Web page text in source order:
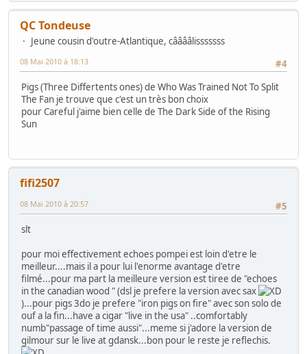
QC Tondeuse
Jeune cousin d'outre-Atlantique, cââââlisssssss
#4
08 Mai 2010 à 18:13
Pigs (Three Differtents ones) de Who Was Trained Not To Split
The Fan je trouve que c'est un très bon choix
pour Careful j'aime bien celle de The Dark Side of the Rising
Sun
fifi2507
#5
08 Mai 2010 à 20:57
slt
pour moi effectivement echoes pompei est loin d'etre le
meilleur....mais il a pour lui l'enorme avantage d'etre
filmé...pour ma part la meilleure version est tiree de "echoes
in the canadian wood " (dsl je prefere la version avec sax
)...pour pigs 3do je prefere "iron pigs on fire" avec son solo de
ouf a la fin...have a cigar "live in the usa" ..comfortably
numb"passage of time aussi"...meme si j'adore la version de
gilmour sur le live at gdansk...bon pour le reste je reflechis.